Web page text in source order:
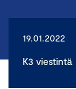
19.01.2022
K3 viestintä